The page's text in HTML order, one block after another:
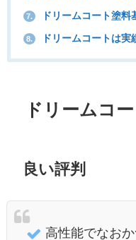
7. ドリームコート塗料
8. ドリームコートは実
ドリームコ
良い評判
高性能でなお